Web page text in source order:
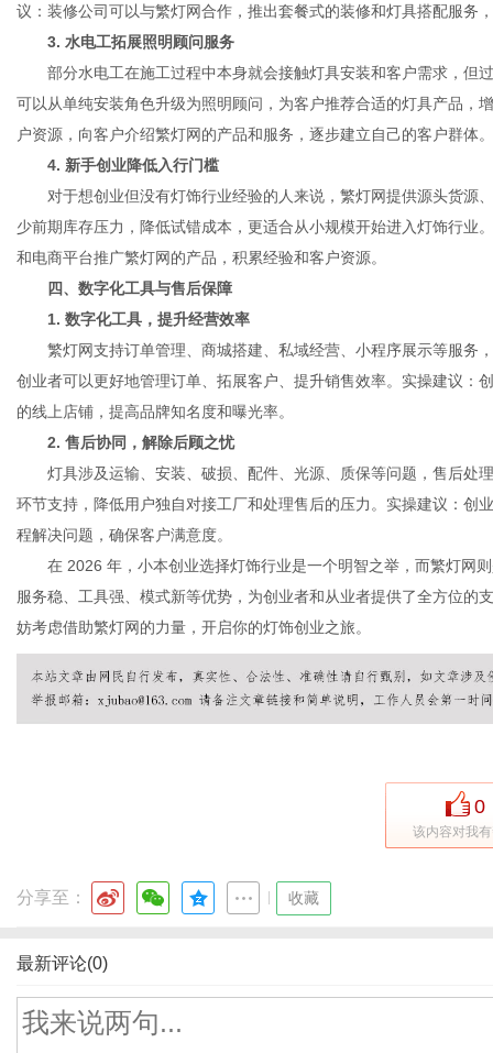
议：装修公司可以与繁灯网合作，推出套餐式的装修和灯具搭配服务
3. 水电工拓展照明顾问服务
部分水电工在施工过程中本身就会接触灯具安装和客户需求，但
可以从单纯安装角色升级为照明顾问，为客户推荐合适的灯具产品，
户资源，向客户介绍繁灯网的产品和服务，逐步建立自己的客户群体。
4. 新手创业降低入行门槛
对于想创业但没有灯饰行业经验的人来说，繁灯网提供源头货源
少前期库存压力，降低试错成本，更适合从小规模开始进入灯饰行业
和电商平台推广繁灯网的产品，积累经验和客户资源。
四、数字化工具与售后保障
1. 数字化工具，提升经营效率
繁灯网支持订单管理、商城搭建、私域经营、小程序展示等服务
创业者可以更好地管理订单、拓展客户、提升销售效率。实操建议：
的线上店铺，提高品牌知名度和曝光率。
2. 售后协同，解除后顾之忧
灯具涉及运输、安装、破损、配件、光源、质保等问题，售后处
环节支持，降低用户独自对接工厂和处理售后的压力。实操建议：创
程解决问题，确保客户满意度。
在 2026 年，小本创业选择灯饰行业是一个明智之举，而繁灯网
服务稳、工具强、模式新等优势，为创业者和从业者提供了全方位的
妨考虑借助繁灯网的力量，开启你的灯饰创业之旅。
0
该内容对我
分享至： 收藏
最新评论(0)